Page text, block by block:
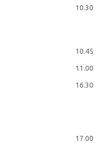
10.30
10.45
11.00
16.30
17.00